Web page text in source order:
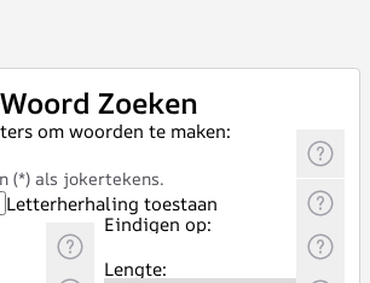
Woord Zoeken
om woorden te maken:
(*) als jokertekens.
Letterherhaling toestaan
Eindigen op:
Lengte: